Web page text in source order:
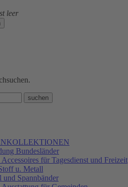
leer
suchen
Bundesländer
für Tagesdienst und Freizeit
u. Metall
und Spannbänder